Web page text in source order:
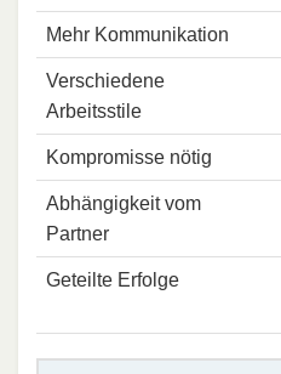
Mehr Kommunikation
Verschiedene
Arbeitsstile
Kompromisse nötig
Abhängigkeit vom
Partner
Geteilte Erfolge